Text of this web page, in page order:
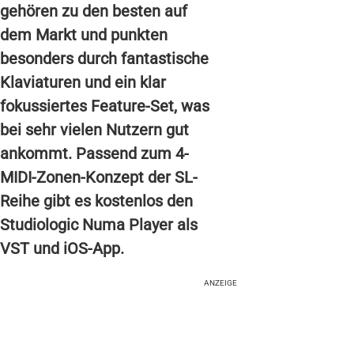
gehören zu den besten auf
dem Markt und punkten
besonders durch fantastische
Klaviaturen und ein klar
fokussiertes Feature-Set, was
bei sehr vielen Nutzern gut
ankommt. Passend zum 4-
MIDI-Zonen-Konzept der SL-
Reihe gibt es kostenlos den
Studiologic Numa Player als
VST und iOS-App.
ANZEIGE